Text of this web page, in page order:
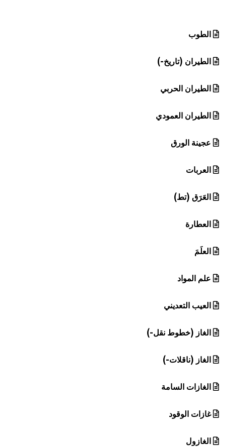
الطوب
الطيران (تاريخ-)
الطيران الحربي
الطيران العمودي
عجينة الورق
العربات
العَرَق (تط)
العطارة
العلَمَ
علم المواد
العيب التعديني
الغاز (خطوط نقل-)
الغاز (ناقلات-)
الغازات السامة
غازات الوقود
الغازول